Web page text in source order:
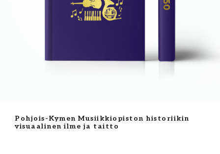
Pohjois-Kymen Musiikkiopiston historiikin
visuaalinen ilme ja taitto